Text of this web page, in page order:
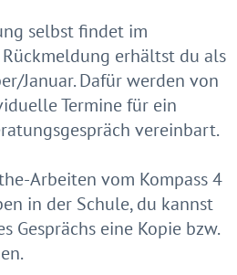
selbst findet im
erhältst du als
Januar. Dafür werden von
Termine für ein
vereinbart.
Arbeiten vom Kompass 4
in der Schule, du kannst
Gesprächs eine Kopie bzw.